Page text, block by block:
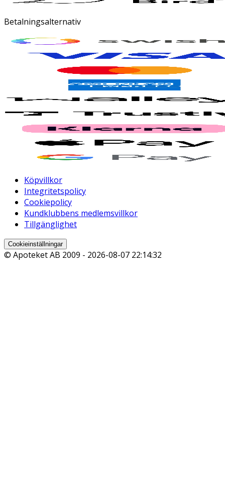
Betalningsalternativ
Köpvillkor
Integritetspolicy
Cookiepolicy
Kundklubbens medlemsvillkor
Tillgänglighet
Cookieinställningar
© Apoteket AB 2009 - 2026-08-07 22:14:32